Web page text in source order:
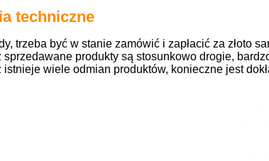
techniczne
trzeba być w stanie zamówić i zapłacić za złoto
sprzedawane produkty są stosunkowo drogie,
istnieje wiele odmian produktów, konieczne jest